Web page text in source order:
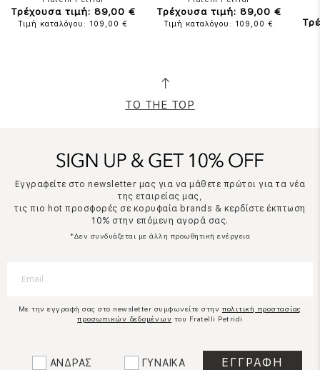
Τρέχουσα τιμή: 89,00 €
Τιμή καταλόγου: 109,00 €
Τρέχουσα τιμή: 89,00 €
Τιμή καταλόγου: 109,00 €
TO THE TOP
Εγγραφείτε στο newsletter μας για να μάθετε πρώτοι για τα νέα
της εταιρείας μας,
τις πιο hot προσφορές σε κορυφαία brands & κερδίστε έκπτωση
10% στην επόμενη αγορά σας.
*Δεν συνδυάζεται με άλλη προωθητική ενέργεια
Με την εγγραφή σας στο newsletter συμφωνείτε στην πολιτική προστασίας
προσωπικών δεδομένων του Fratelli Petridi
ΑΝΔΡΑΣ ΓΥΝΑΙΚΑ